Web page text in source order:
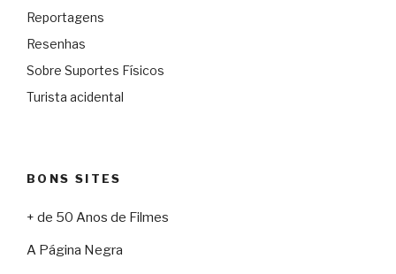
Reportagens
Resenhas
Sobre Suportes Físicos
Turista acidental
BONS SITES
+ de 50 Anos de Filmes
A Página Negra